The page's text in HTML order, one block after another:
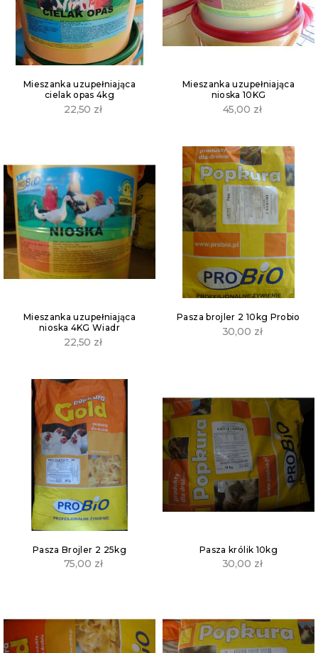
Mieszanka uzupełniająca
cielak opas 4kg
22,50 zł
Mieszanka uzupełniająca
nioska 10KG
45,00 zł
Mieszanka uzupełniająca
nioska 4KG Wiadr
22,50 zł
Pasza brojler 2 10kg Probio
30,00 zł
Pasza Brojler 2 25kg
75,00 zł
Pasza królik 10kg
30,00 zł